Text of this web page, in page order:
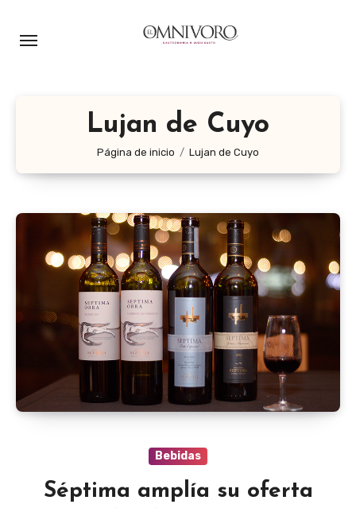
Lujan de Cuyo
Página de inicio Lujan de Cuyo
Bebidas
Séptima amplía su oferta